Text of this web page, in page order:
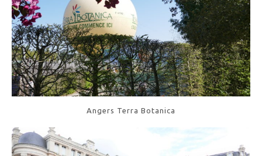
Angers Terra Botanica